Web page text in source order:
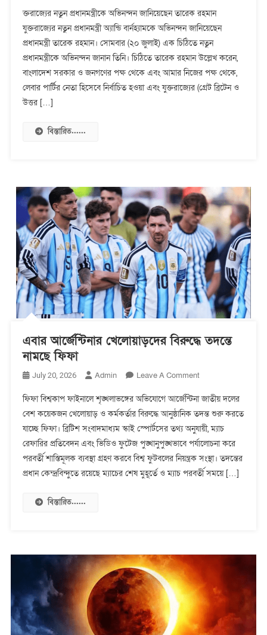
নতুন
প্রধানমন্ত্রীকে
অভিনন্দন
জানিয়েছেন
তারেক
রহমান
ক্তরাজ্যের নতুন প্রধানমন্ত্রীকে অভিনন্দন জানিয়েছেন তারেক রহমান
যুক্তরাজ্যের নতুন প্রধানমন্ত্রী অ্যান্ডি বার্নহ্যামকে অভিনন্দন জানিয়েছেন
প্রধানমন্ত্রী তারেক রহমান। সোমবার (২০ জুলাই) এক চিঠিতে নতুন
প্রধানমন্ত্রীকে অভিনন্দন জানান তি‌নি। চি‌ঠি‌তে তারেক রহমান উ‌ল্লেখ ক‌রেন,
বাংলাদেশ সরকার ও জনগণের পক্ষ থেকে এবং আমার নিজের পক্ষ থেকে,
লেবার পার্টির নেতা হিসেবে নির্বাচিত হওয়া এবং যুক্তরাজ্যের (গ্রেট ব্রিটেন ও
উত্তর […]
বিস্তারিত......
এবার আর্জেন্টিনার খেলোয়াড়দের বিরুদ্ধে তদন্তে
নামছে ফিফা
July 20, 2026 Admin Leave A CommentOn
আর্জেন্টিনার
খেলোয়াড়দের
বিরুদ্ধে
তদন্তে
নামছে
ফিফা
ফিফা বিশ্বকাপ ফাইনালে শৃঙ্খলাভঙ্গের অভিযোগে আর্জেন্টিনা জাতীয় দলের
বেশ কয়েকজন খেলোয়াড় ও কর্মকর্তার বিরুদ্ধে আনুষ্ঠানিক তদন্ত শুরু করতে
যাচ্ছে ফিফা। ব্রিটিশ সংবাদমাধ্যম স্কাই স্পোর্টসের তথ্য অনুযায়ী, ম্যাচ
রেফারির প্রতিবেদন এবং ভিডিও ফুটেজ পুঙ্খানুপুঙ্খভাবে পর্যালোচনা করে
পরবর্তী শাস্তিমূলক ব্যবস্থা গ্রহণ করবে বিশ্ব ফুটবলের নিয়ন্ত্রক সংস্থা। তদন্তের
প্রধান কেন্দ্রবিন্দুতে রয়েছে ম্যাচের শেষ মুহূর্তে ও ম্যাচ পরবর্তী সময়ে […]
বিস্তারিত......